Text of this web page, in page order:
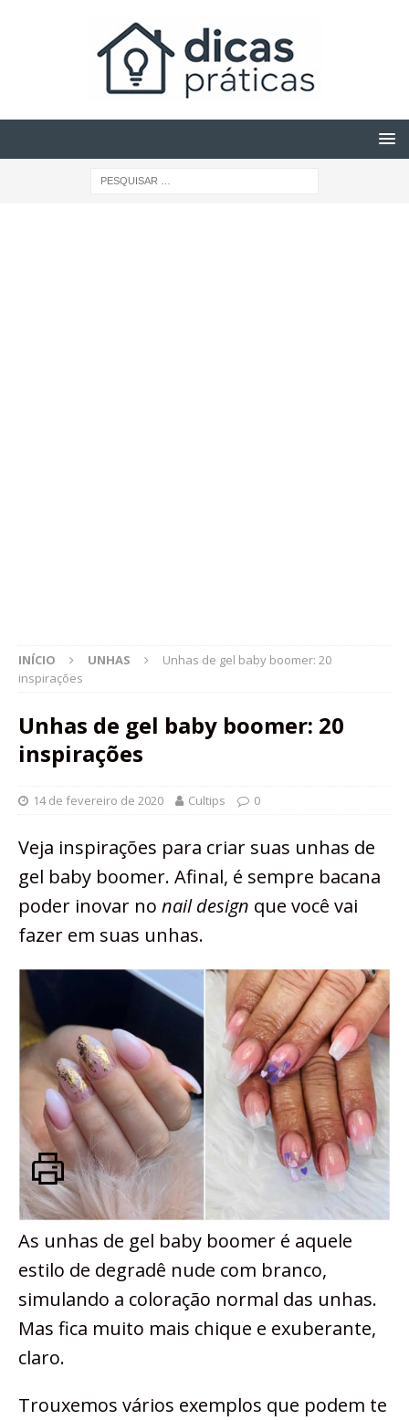
INÍCIO UNHAS
Unhas de gel baby boomer: 20
inspirações
Unhas de gel baby boomer: 20
inspirações
14 de fevereiro de 2020 Cultips 0
Veja inspirações para criar suas unhas de
gel baby boomer. Afinal, é sempre bacana
poder inovar no nail design que você vai
fazer em suas unhas.
As unhas de gel baby boomer é aquele
estilo de degradê nude com branco,
simulando a coloração normal das unhas.
Mas fica muito mais chique e exuberante,
claro.
Trouxemos vários exemplos que podem te